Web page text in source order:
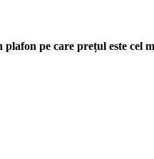
pe care prețul este cel